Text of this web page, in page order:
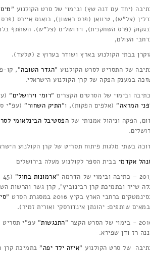
(יחד עם דנה שץ) ובימוי של סרט הקולנוע "
(צל"ש), טיוואן (פרס ראשון), בואנס איירס
העולם,
בבתי הקולנוע בארץ ושודר בערוץ 2 (טלעד).
של התסריט לסרט הקולנוע "הגדר הטובה", קו-
במענק הפקה של קרן הקולנוע הישראלי.
כתיבה ובימוי של הסרטים הקצרים "רומי וירושלים"
המראה" (אלפים הפקות), ו"התיק השחור" (עפ"י
הפקה וניהול אמנותי של הפסטיבל הבינלאומי
זוכה בשתי מלגות פיתוח תסריט של קרן הקולנוע
אקדמי בבית הספר לקולנוע מעלה בירושלים
ובימוי של הדרמה "
ארמונות בחול
שייר ובתמיכת קרן רבינוביץ', קרן גשר והרשות
ברחבי הארץ בקיץ 2016 במסגרת הסרט "
שותפים: יהונתן אינדורסקי ואורית זמיר).
של הסרט הקצר "
התנגשות" עפ"י תסריט
רז ודן שפירא.
של סרט הקולנוע "איזה ילד יפה" בתמיכת קרן